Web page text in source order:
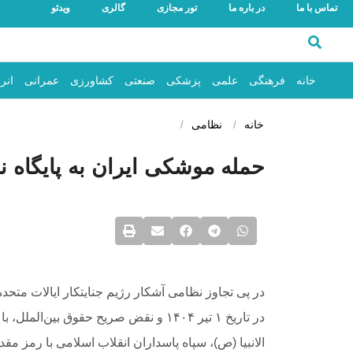
تماس با ما در باره ما تور مجازی گالری ویدئو
خانه فرهنگی علمی پزشکی صنعتی کشاورزی عمرانی
خانه نظامی
حمله موشکی ایران به پایگاه
در پی تجاوز نظامی آشکار رژیم جنایتکار ایالات
در تاریخ ۱ تیر ۱۴۰۴ و نقض صریح
الانبیا (ص)، سپاه پاسداران انقلاب اسلامی با رمز